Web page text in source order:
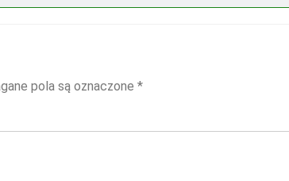
pola są oznaczone *